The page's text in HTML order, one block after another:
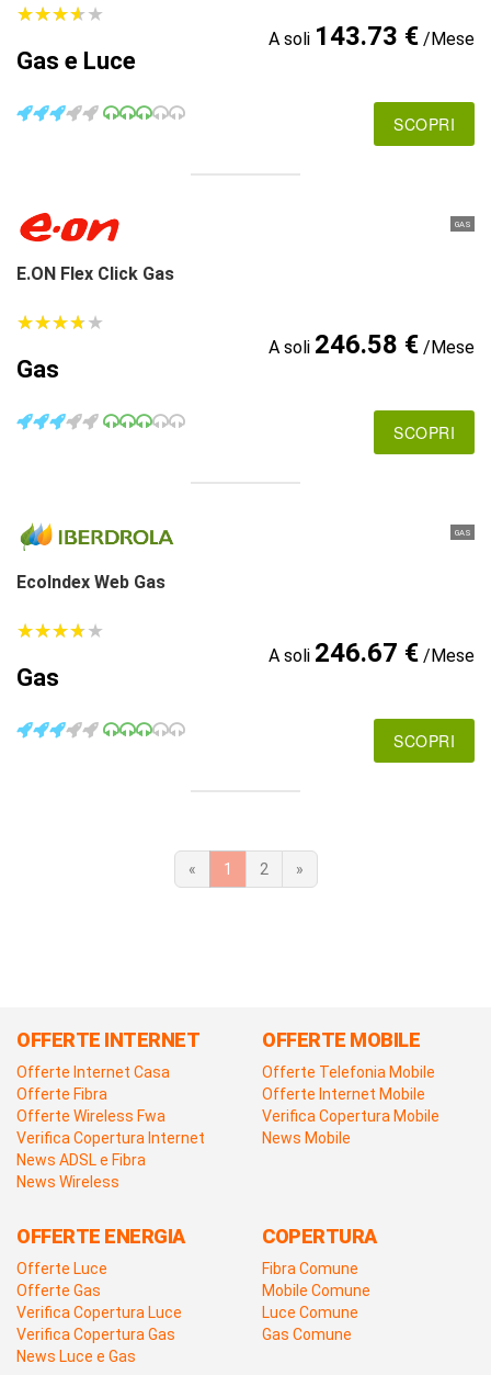
★★★★★
★★★★★
Gas e Luce
A soli 143.73 €/Mese
SCOPRI
GAS
E.ON Flex Click Gas
★★★★★
★★★★★
Gas
A soli 246.58 €/Mese
SCOPRI
GAS
EcoIndex Web Gas
★★★★★
★★★★★
Gas
A soli 246.67 €/Mese
SCOPRI
« 1 2 »
OFFERTE INTERNET
Offerte Internet Casa
Offerte Fibra
Offerte Wireless Fwa
Verifica Copertura Internet
News ADSL e Fibra
News Wireless
OFFERTE MOBILE
Offerte Telefonia Mobile
Offerte Internet Mobile
Verifica Copertura Mobile
News Mobile
OFFERTE ENERGIA
Offerte Luce
Offerte Gas
Verifica Copertura Luce
Verifica Copertura Gas
News Luce e Gas
COPERTURA
Fibra Comune
Mobile Comune
Luce Comune
Gas Comune